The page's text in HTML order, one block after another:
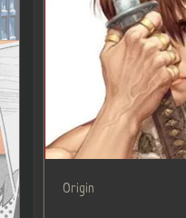
Origin